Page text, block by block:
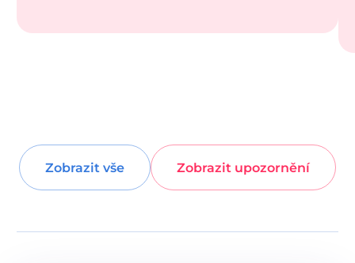
Zobrazit vše Zobrazit upozornění